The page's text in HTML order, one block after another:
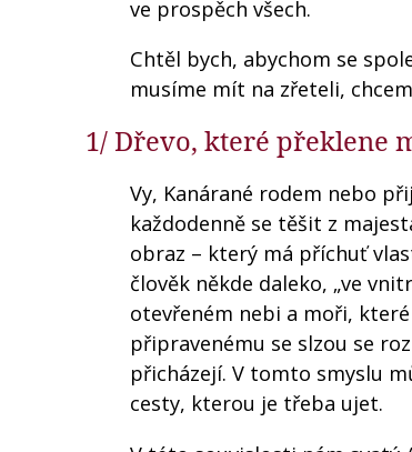
ve prospěch všech.
Chtěl bych, abychom se
musíme mít na zřeteli,
1/ Dřevo, které překlene
Vy, Kanárané rodem nebo
každodenně se těšit z
obraz – který má příchuť
člověk někde daleko, „ve
otevřeném nebi a moři,
připravenému se slzou se
přicházejí. V tomto smyslu
cesty, kterou je třeba ujet.